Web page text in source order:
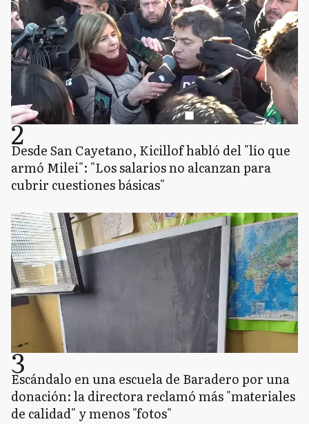
2
Desde San Cayetano, Kicillof habló del "lío que
armó Milei": "Los salarios no alcanzan para
cubrir cuestiones básicas"
3
Escándalo en una escuela de Baradero por una
donación: la directora reclamó más "materiales
de calidad" y menos "fotos"